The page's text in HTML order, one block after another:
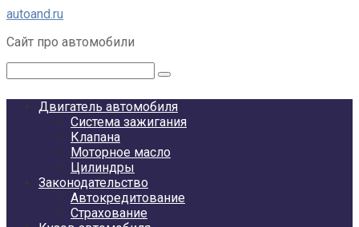
Перейти
контенту
autoand.ru
Сайт про автомобили
Двигатель автомобиля
Система зажигания
Клапана
Моторное масло
Цилиндры
Законодательство
Автокредитование
Страхование